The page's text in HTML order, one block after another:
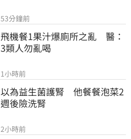
53分鐘前
飛機餐1果汁爆廁所之亂　醫：
3類人勿亂喝
1小時前
以為益生菌護腎　他餐餐泡菜2
週後險洗腎
2小時前